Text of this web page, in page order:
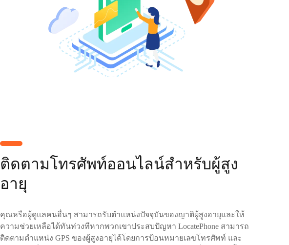
ติดตามโทรศัพท์ออนไลน์สำหรับผู้สูง
อายุ
คุณหรือผู้ดูแลคนอื่นๆ สามารถรับตำแหน่งปัจจุบันของญาติผู้สูงอายุและให้
ความช่วยเหลือได้ทันท่วงทีหากพวกเขาประสบปัญหา LocatePhone สามารถ
ติดตามตำแหน่ง GPS ของผู้สูงอายุได้โดยการป้อนหมายเลขโทรศัพท์ และ